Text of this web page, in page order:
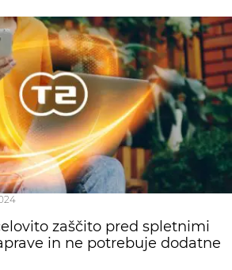
zaščito pred spletnimi
in ne potrebuje dodatne